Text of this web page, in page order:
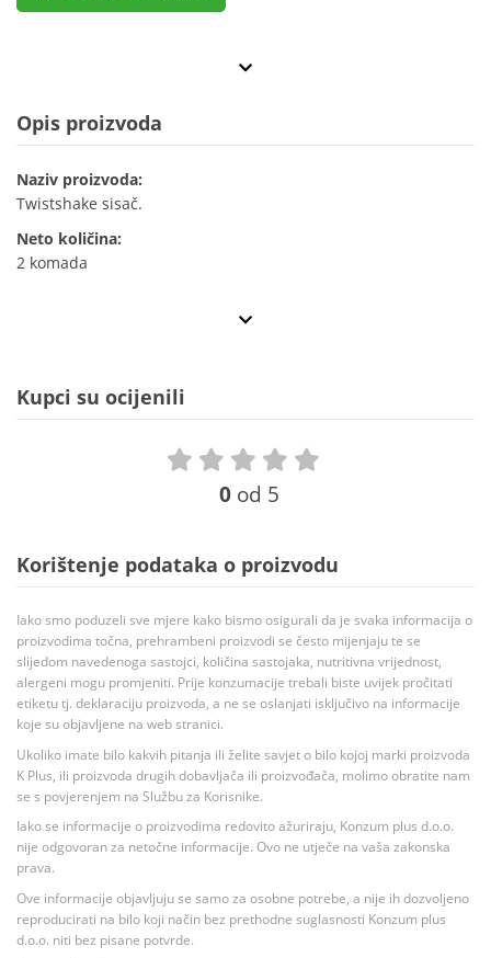
Opis proizvoda
Naziv proizvoda:
Twistshake sisač.
Neto količina:
2 komada
Kupci su ocijenili
0 od 5
Korištenje podataka o proizvodu
Iako smo poduzeli sve mjere kako bismo osigurali da je svaka informacija o
proizvodima točna, prehrambeni proizvodi se često mijenjaju te se
slijedom navedenoga sastojci, količina sastojaka, nutritivna vrijednost,
alergeni mogu promjeniti. Prije konzumacije trebali biste uvijek pročitati
etiketu tj. deklaraciju proizvoda, a ne se oslanjati isključivo na informacije
koje su objavljene na web stranici.
Ukoliko imate bilo kakvih pitanja ili želite savjet o bilo kojoj marki proizvoda
K Plus, ili proizvoda drugih dobavljača ili proizvođača, molimo obratite nam
se s povjerenjem na Službu za Korisnike.
Iako se informacije o proizvodima redovito ažuriraju, Konzum plus d.o.o.
nije odgovoran za netočne informacije. Ovo ne utječe na vaša zakonska
prava.
Ove informacije objavljuju se samo za osobne potrebe, a nije ih dozvoljeno
reproducirati na bilo koji način bez prethodne suglasnosti Konzum plus
d.o.o. niti bez pisane potvrde.